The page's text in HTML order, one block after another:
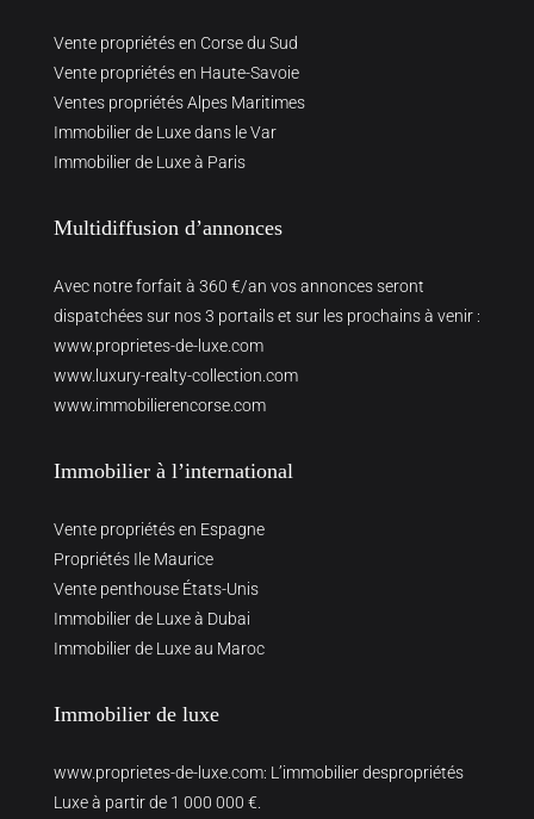
Vente propriétés en Corse du Sud
Vente propriétés en Haute-Savoie
Ventes propriétés Alpes Maritimes
Immobilier de Luxe dans le Var
Immobilier de Luxe à Paris
Multidiffusion d’annonces
Avec notre forfait à 360 €/an vos annonces seront
dispatchées sur nos 3 portails et sur les prochains à venir :
www.proprietes-de-luxe.com
www.luxury-realty-collection.com
www.immobilierencorse.com
Immobilier à l’international
Vente propriétés en Espagne
Propriétés Ile Maurice
Vente penthouse États-Unis
Immobilier de Luxe à Dubai
Immobilier de Luxe au Maroc
Immobilier de luxe
www.proprietes-de-luxe.com: L’immobilier despropriétés
Luxe à partir de 1 000 000 €.